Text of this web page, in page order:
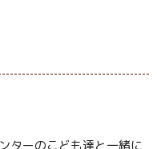
ターのこども達と一緒に